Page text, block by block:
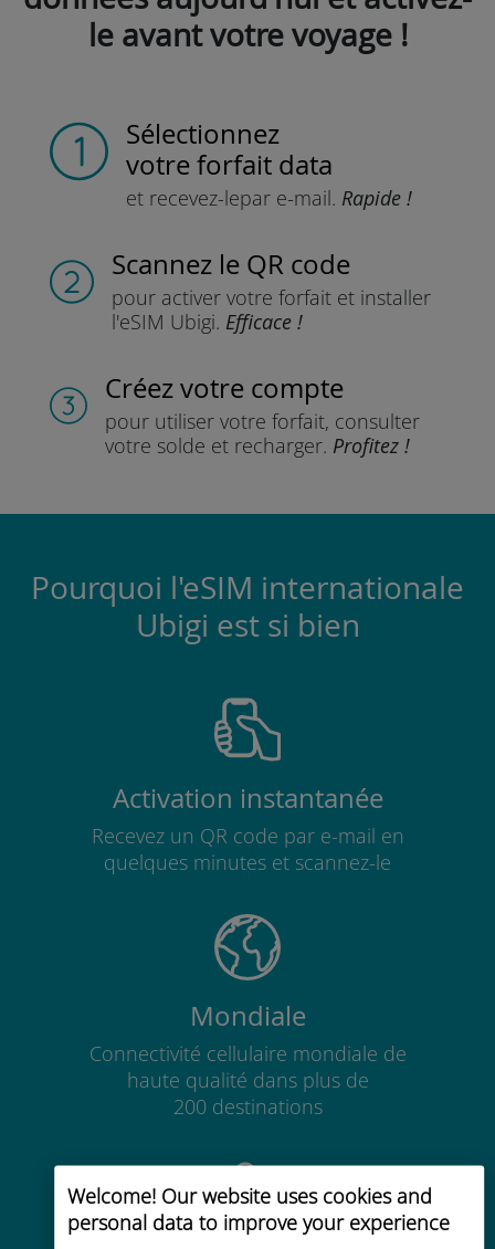
Welcome! Our website uses cookies and
personal data to improve your experience
le avant votre voyage !
Sélectionnez
votre forfait data
et recevez-lepar e-mail. Rapide !
Scannez le QR code
pour activer votre forfaitet installer
l'eSIM Ubigi. Efficace !
Créez votre compte
pour utiliser votre forfait, consulter
votre solde et recharger. Profitez !
Pourquoi l'eSIM internationale
Ubigi est si bien
Activation instantanée
Recevez un QR code par e-mail en
quelques minutes et scannez-le
Mondiale
Connectivité cellulaire mondiale de
haute qualité dans plus de
200 destinations